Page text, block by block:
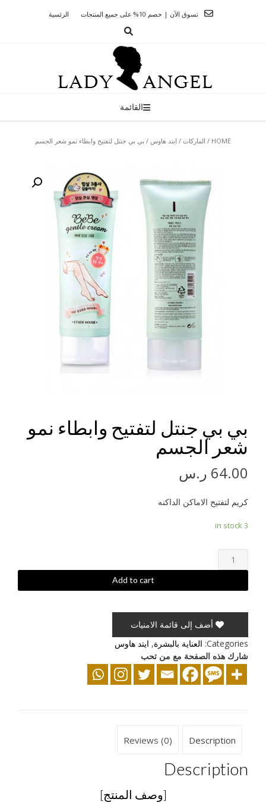
الرئسية تسوق الآن | خصم 10% على جميع المنتجات
القائمة
HOME
/ الماركات / ايتد هاوس / بي بي جنتل لتفتيح وابطاء نمو شعر الجسم
بي بي جنتل لتفتيح وابطاء نمو
شعر الجسم
64.00 ر.س
كريم لتفتيح الاماكن الداكنه
3 in stock
بي
لتفتيح
الجسم
quantity
Add to cart
أضف إلى قائمة الامنيات
Categories: العناية بالبشرة, ايتد هاوس
شارك هذه الصفحة مع من تحب
Description
Reviews (0)
Description
[وصف المنتج]